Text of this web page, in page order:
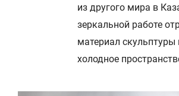
из другого мира в
зеркальной работе
материал
холодное